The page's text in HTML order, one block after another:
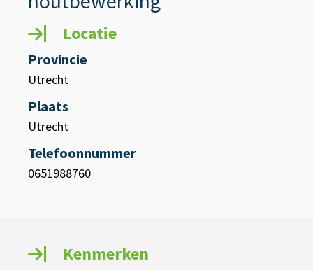
Locatie
Provincie
Utrecht
Plaats
Utrecht
Telefoonnummer
0651988760
Kenmerken